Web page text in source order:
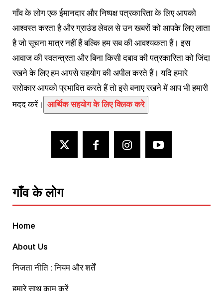
गाँव के लोग एक ईमानदार और निष्पक्ष पत्रकारिता के लिए आपको
आश्वस्त करता है और ग्राउंड लेवल से उन खबरों को आपके लिए लाता
है जो सूचना मात्र नहीं हैं बल्कि हम सब की आवश्यकता हैं। इस
आवाज की स्वतन्त्रता और बिना किसी दबाव की पत्रकारिता को जिंदा
रखने के लिए हम आपसे सहयोग की अपील करते हैं। यदि हमारे
सरोकार आपको प्रभावित करते हैं तो इसे बनाए रखने में आप भी हमारी
मदद करें। आर्थिक सहयोग के लिए क्लिक करे
गाँव के लोग
Home
About Us
निजता नीति : नियम और शर्तें
हमारे साथ काम करें